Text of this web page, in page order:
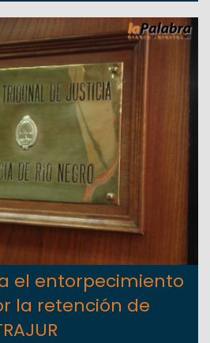
el entorpecimiento
la retención de